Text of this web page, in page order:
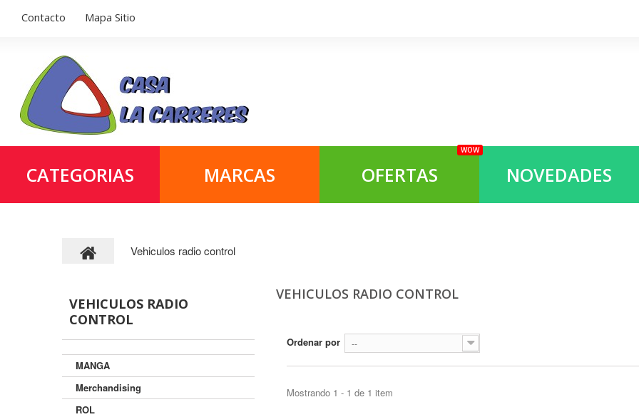
Contacto Mapa Sitio
CATEGORIAS MARCAS OFERTAS
WOW
NOVEDADES
Vehiculos radio control
VEHICULOS RADIO CONTROL
Ordenar por --
Mostrando 1 - 1 de 1 item
VEHICULOS RADIO
CONTROL
MANGA
Merchandising
ROL